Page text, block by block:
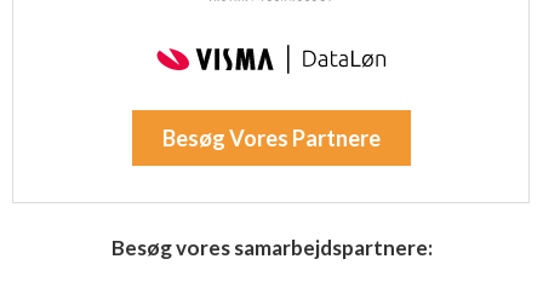
Besøg Vores Partnere
Besøg vores samarbejdspartnere: